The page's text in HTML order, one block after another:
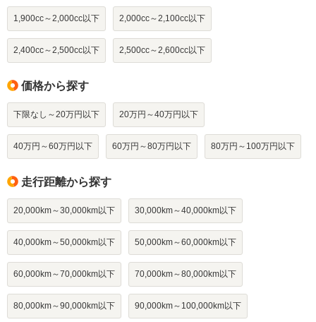
1,900cc～2,000cc以下 2,000cc～2,100cc以下
2,400cc～2,500cc以下 2,500cc～2,600cc以下
価格から探す
下限なし～20万円以下 20万円～40万円以下
40万円～60万円以下 60万円～80万円以下 80万円～100万円以下
走行距離から探す
20,000km～30,000km以下 30,000km～40,000km以下
40,000km～50,000km以下 50,000km～60,000km以下
60,000km～70,000km以下 70,000km～80,000km以下
80,000km～90,000km以下 90,000km～100,000km以下